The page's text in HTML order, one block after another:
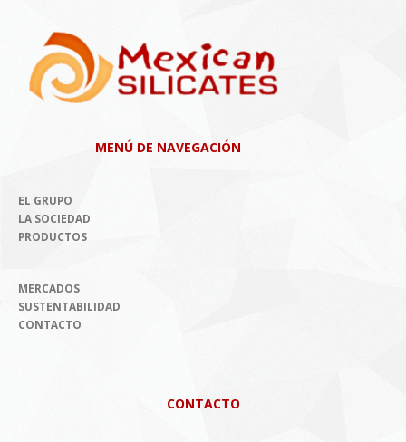
MENÚ DE NAVEGACIÓN
EL GRUPO
LA SOCIEDAD
PRODUCTOS
MERCADOS
SUSTENTABILIDAD
CONTACTO
CONTACTO